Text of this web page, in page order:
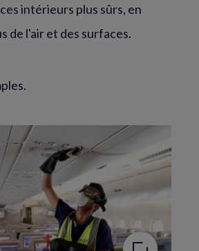
intérieurs plus sûrs, en
de l'air et des surfaces.
Agrandir
l'image